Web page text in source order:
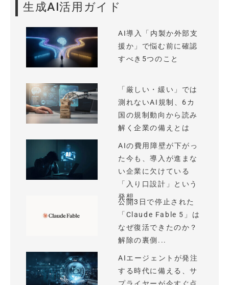
生成AI活用ガイド
AI導入「内製か外部支
援か」で悩む前に確認
すべき5つのこと
「厳しい・緩い」では
測れないAI規制、6カ
国の規制動向から読み
解く企業の備えとは
AIの費用障壁が下がっ
た今も、導入が進まな
い企業に欠けている
「入り口設計」という
発想
公開3日で停止された
「Claude Fable 5」は
なぜ復活できたのか？
解除の裏側...
AIエージェントが発注
する時代に備える、サ